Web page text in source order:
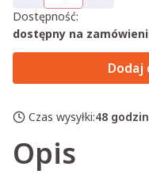
Dostępność:
dostępny na
Dodaj
Czas wysyłki:48 godzin
Opis